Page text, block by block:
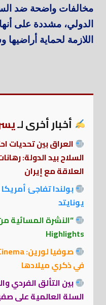
مخالفات واضحة ضد
الدولي، مشددة على
اللازمة لحماية
أخبار أخرى لـ
العراق بين تحديات
السلاح بيد الدولة:
العلاقة مع إيران
بولندا تفاجئ
يونايتد
Highlights
في ذكري ميلادها
بين التألق الفردي
السلة العالمية على